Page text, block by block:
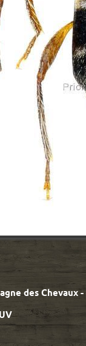
des Chevaux -